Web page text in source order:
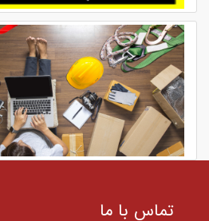
تماس با ما